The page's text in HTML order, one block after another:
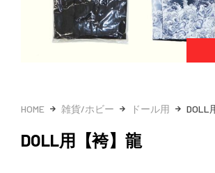
HOME 雑貨/ホビー ドール用 DOLL
DOLL用【袴】龍